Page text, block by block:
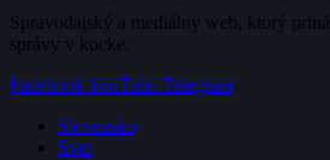
Spravodajský a mediálny web, ktorý
správy v kocke.
FacebookYouTube Telegram
Slovensko
Svet